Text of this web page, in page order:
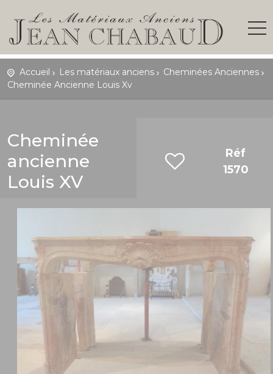
Accueil Les matériaux anciens
Cheminées Anciennes
Cheminée Ancienne Louis Xv
Cheminée
ancienne
Louis XV
Réf
1570